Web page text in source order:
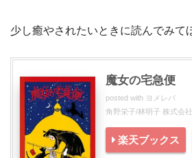
少し癒やされたいときに読んでみて
魔女の宅急便
posted with ヨメレバ
角野栄子/林明子 株式会
楽天ブックス